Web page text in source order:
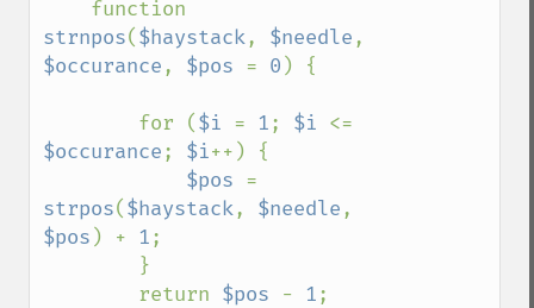
strnpos($haystack, $needle
$occurance, $pos = 0 ) {
        for (
$i = 1; $i
$occurance; $i++) {
$pos
strpos($haystack, $needle
$pos ) + 1;
        return
$pos - 1;